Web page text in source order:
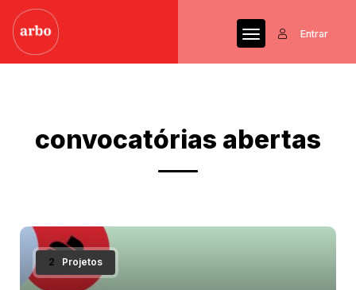
Entrar
convocatórias abertas
2 Projetos